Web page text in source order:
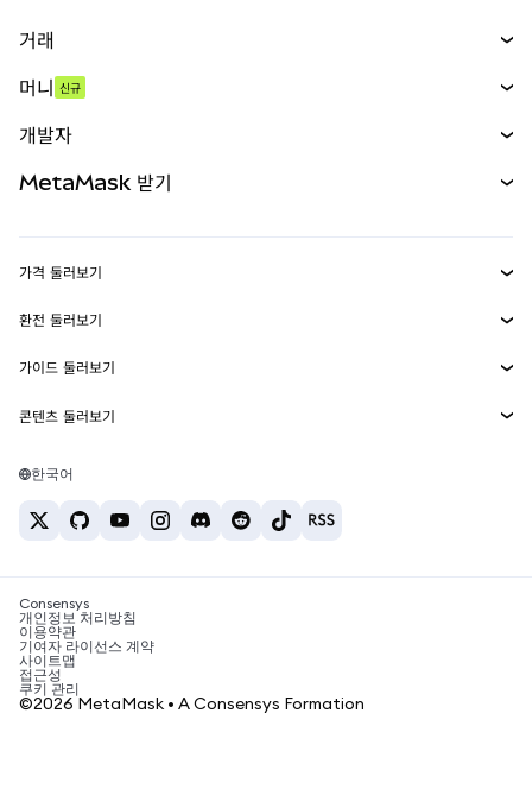
거래
무기한 선물
실물자산
머니 신규
개발자
MetaMask Connect
Snaps
웹3 서비스
MetaMask 받기
보안
고객 지원
채용
가격 둘러보기
이더리움 가격
솔라나 가격
테더 가격
환전 둘러보기
ETH를 USD로 환전
USDT를 INR로 환전
BTC를 INR로 환전
ETH를 USDT로 환전
가이드 둘러보기
ETH 매수
USDT 매수
SHIB 매수
BNB 매수
콘텐츠 둘러보기
솔라나 지갑
암호화폐 세금 뉴스
암호화폐 매수 방법
비트코인 매도 방법
한국어
Consensys
개인정보 처리방침
이용약관
기여자 라이선스 계약
사이트맵
접근성
쿠키 관리
©2026 MetaMask • A Consensys Formation